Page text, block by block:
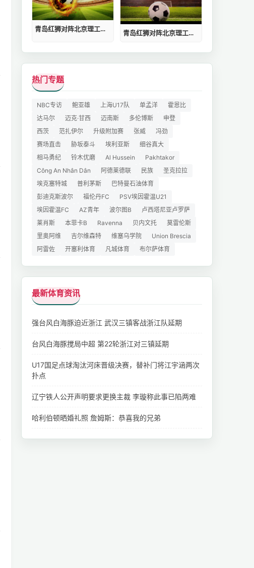
青岛红狮对阵北京理工回放
青岛红狮对阵北京理工录像
热门专题
NBC专访 鲍亚雄 上海U17队 单孟洋
霍恩比
达马尔
迈克·甘西 迈南斯 多伦博斯
申登
西茨
范扎伊尔 升级附加赛 张威
冯劲
赛场直击
胁坂泰斗 埃利亚斯
细谷真大
相马勇纪
铃木优磨 Al Hussein
Pakhtakor
Công An Nhân Dân
阿德莱德联 民族
圣克拉拉
埃克塞特城
普利茅斯
巴特曼石油体育
彭迪克斯波尔
福伦丹FC
PSV埃因霍温U21
埃因霍温FC
AZ青年 波尔图B
卢西塔尼亚卢罗萨
莱肖斯
本菲卡B Ravenna 贝内文托
莫雷伦斯
里奥阿维
吉尔维森特 维塞乌学院
Union Brescia
阿雷佐
开塞利体育 凡城体育 布尔萨体育
最新体育资讯
强台风白海豚迫近浙江 武汉三镇客战浙江队延期
台风白海豚搅局中超 第22轮浙江对三镇延期
U17国足点球淘汰河床晋级决赛，替补门将江宇涵两次
扑点
辽宁铁人公开声明要求更换主裁 李璇称此事已陷两难
哈利伯顿晒婚礼照 詹姆斯：恭喜我的兄弟